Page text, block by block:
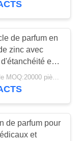
63
13
de parfum en
zinc avec
en
résistance
et
Négociable MOQ:20000 pièces
de parfum pour
et